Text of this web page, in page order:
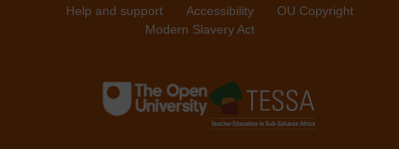
OU Copyright
Accessibility
Help and support
Modern Slavery Act